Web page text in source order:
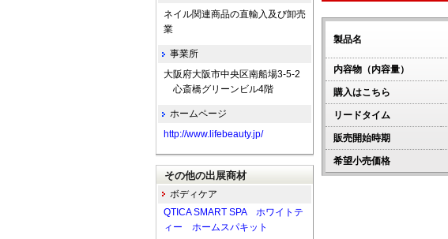
製品名
内容物（内容量）
購入はこちら
リードタイム
販売開始時期
希望小売価格
ネイル関連商品の直輸入及び卸売
業
事業所
大阪府大阪市中央区南船場3-5-2
心斎橋グリーンビル4階
ホームページ
http://www.lifebeauty.jp/
その他の出展商材
ボディケア
QTICA SMART SPA ホワイトテ
ィー ホームスパキット